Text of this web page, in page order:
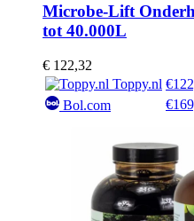
Microbe-Lift
tot 40.000L
€ 122,32
Toppy.nl
Bol.com